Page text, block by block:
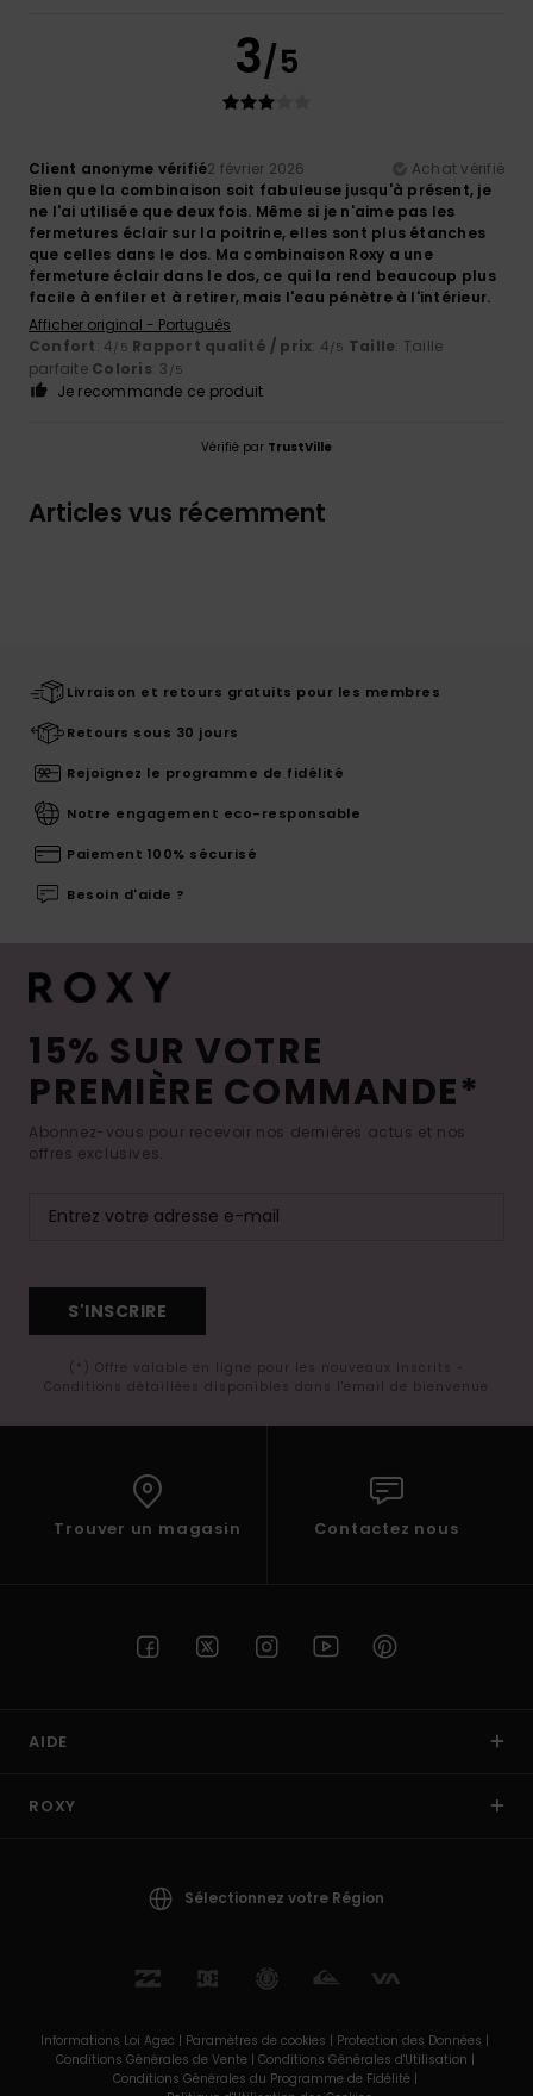
3/5
Client anonyme vérifié2 février 2026
Achat vérifié
Bien que la combinaison soit fabuleuse jusqu'à présent, je
ne l'ai utilisée que deux fois. Même si je n'aime pas les
fermetures éclair sur la poitrine, elles sont plus étanches
que celles dans le dos. Ma combinaison Roxy a une
fermeture éclair dans le dos, ce qui la rend beaucoup plus
facile à enfiler et à retirer, mais l'eau pénètre à l'intérieur.
Afficher original - Português
Confort: 4/5 Rapport qualité / prix: 4/5 Taille: Taille
parfaite Coloris: 3 /5
Je recommande ce produit
Vérifié par TrustVille
Articles vus récemment
Livraison et retours gratuits pour les membres
Retours sous 30 jours
Rejoignez le programme de fidélité
Notre engagement eco-responsable
Paiement 100% sécurisé
Besoin d'aide ?
15% SUR VOTRE
PREMIÈRE COMMANDE*
Abonnez-vous pour recevoir nos dernières actus et nos
offres exclusives.
S'INSCRIRE
(*) Offre valable en ligne pour les nouveaux inscrits -
Conditions détaillées disponibles dans l'email de bienvenue
Trouver un magasin Contactez nous
AIDE
ROXY
Sélectionnez votre Région
Informations Loi Agec | Paramètres de cookies | Protection des Données |
Conditions Générales de Vente | Conditions Générales d'Utilisation |
Conditions Générales du Programme de Fidélité |